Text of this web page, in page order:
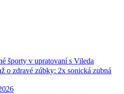
športy v upratovaní s Vileda
zdravé zúbky: 2x sonická zubná